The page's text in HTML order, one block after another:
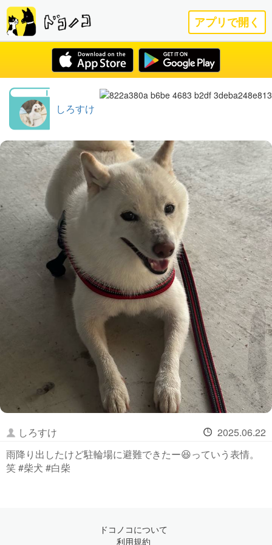
アプリで開く
しろすけ
しろすけ
2025.06.22
雨降り出したけど駐輪場に避難できたー😆っていう表情。
笑 #柴犬 #白柴
ドコノコについて
利用規約